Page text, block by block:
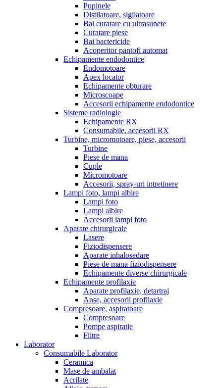
Pupinele
Distilatoare, sigilatoare
Bai curatare cu ultrasunete
Curatare piese
Bai bactericide
Acoperitor pantofi automat
Echipamente endodontice
Endomotoare
Apex locator
Echipamente obturare
Microscoape
Accesorii echipamente endodontice
Sisteme radiologie
Echipamente RX
Consumabile, accesorii RX
Turbine, micromotoare, piese, accesorii
Turbine
Piese de mana
Cuple
Micromotoare
Accesorii, spray-uri intretinere
Lampi foto, lampi albire
Lampi foto
Lampi albire
Accesorii lampi foto
Aparate chirurgicale
Lasere
Fiziodispensere
Aparate inhalosedare
Piese de mana fiziodispensere
Echipamente diverse chirurgicale
Echipamente profilaxie
Aparate profilaxie, detartraj
Anse, accesorii profilaxie
Compresoare, aspiratoare
Compresoare
Pompe aspiratie
Filtre
Laborator
Consumabile Laborator
Ceramica
Mase de ambalat
Acrilate